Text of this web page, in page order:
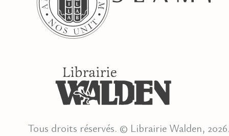
Tous droits réservés. © Librairie Walden,